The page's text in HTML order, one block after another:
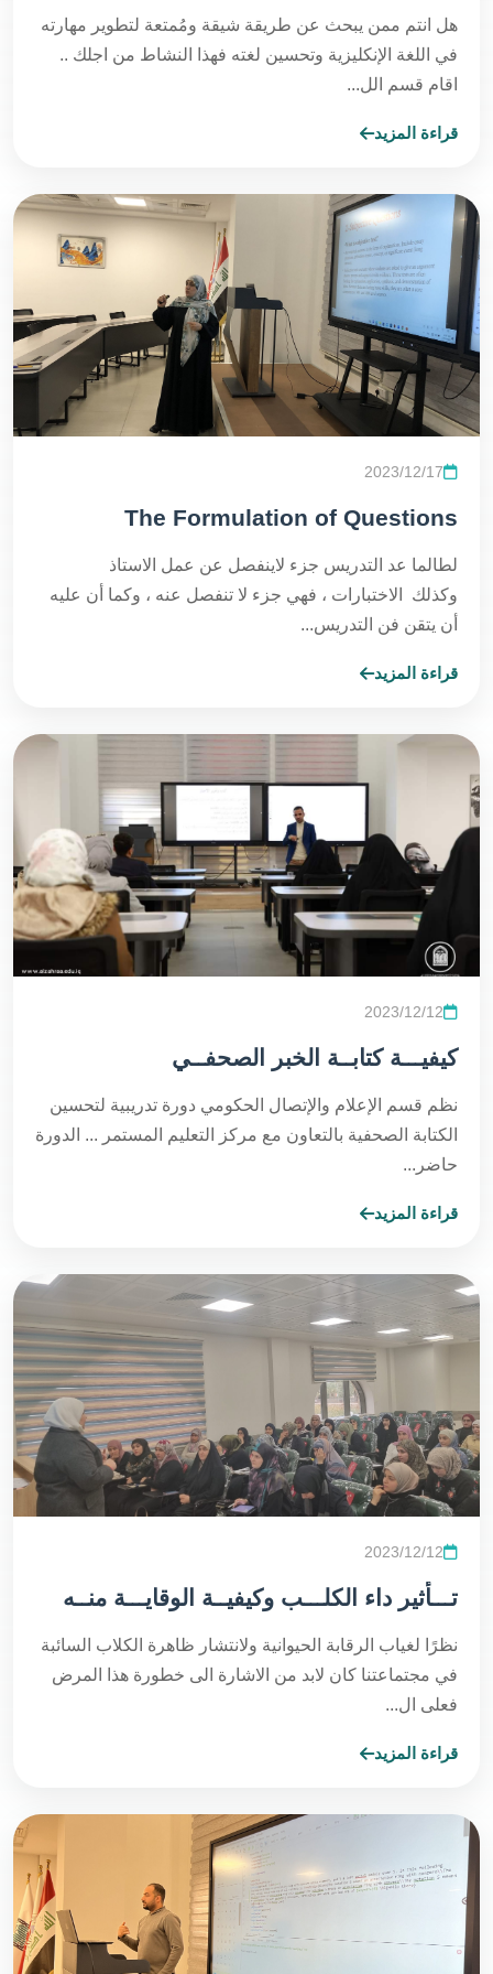
هل انتم ممن يبحث عن طريقة شيقة ومُمتعة لتطوير مهارته
في اللغة الإنكليزية وتحسين لغته فهذا النشاط من اجلك ..
اقام قسم الل...
قراءة المزيد
2023/12/17
The Formulation of Questions
لطالما عد التدريس جزء لاينفصل عن عمل الاستاذ
وكذلك الاختبارات ، فهي جزء لا تنفصل عنه ، وكما أن عليه
أن يتقن فن التدريس...
قراءة المزيد
2023/12/12
كيفيـــة كتابــة الخبر الصحفــي
نظم قسم الإعلام والإتصال الحكومي دورة تدريبية لتحسين
الكتابة الصحفية بالتعاون مع مركز التعليم المستمر ... الدورة
حاضر...
قراءة المزيد
2023/12/12
تـــأثير داء الكلـــب وكيفيــة الوقايـــة منــه
نظرًا لغياب الرقابة الحيوانية ولانتشار ظاهرة الكلاب السائبة
في مجتماعتنا كان لابد من الاشارة الى خطورة هذا المرض
فعلى ال...
قراءة المزيد